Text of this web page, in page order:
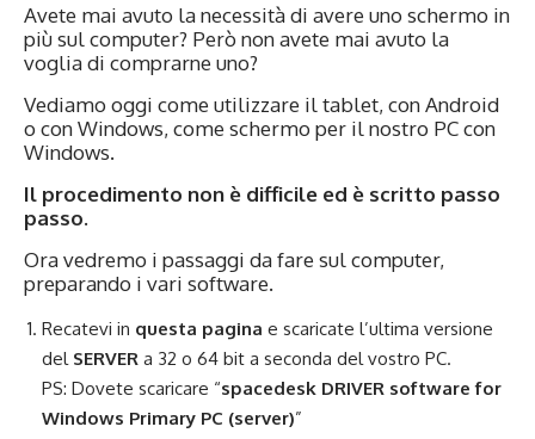
Avete mai avuto la necessità di avere uno schermo in
più sul computer? Però non avete mai avuto la
voglia di comprarne uno?
Vediamo oggi come utilizzare il tablet, con Android
o con Windows, come schermo per il nostro PC con
Windows.
Il procedimento non è difficile ed è scritto passo
passo.
Ora vedremo i passaggi da fare sul computer,
preparando i vari software.
Recatevi in questa pagina e scaricate l’ultima versione
del SERVER a 32 o 64 bit a seconda del vostro PC.
PS: Dovete scaricare “spacedesk DRIVER software for
Windows Primary PC (server)”